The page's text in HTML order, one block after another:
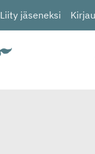
Liity jäseneksi